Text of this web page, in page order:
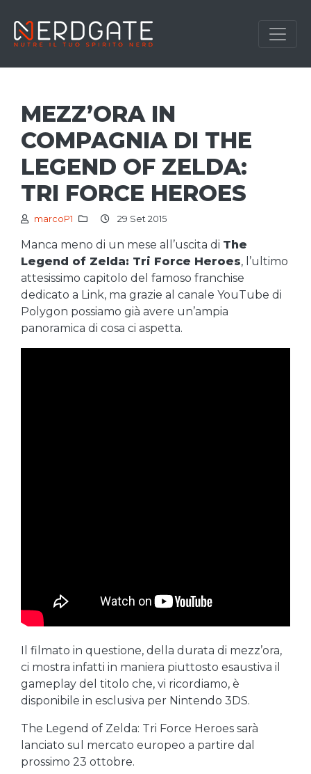
MEZZ’ORA IN
COMPAGNIA DI THE
LEGEND OF ZELDA:
TRI FORCE HEROES
marcoP1 29 Set 2015
Manca meno di un mese all’uscita di The
Legend of Zelda: Tri Force Heroes, l’ultimo
attesissimo capitolo del famoso franchise
dedicato a Link, ma grazie al canale YouTube di
Polygon possiamo già avere un’ampia
panoramica di cosa ci aspetta.
Il filmato in questione, della durata di mezz’ora,
ci mostra infatti in maniera piuttosto esaustiva il
gameplay del titolo che, vi ricordiamo, è
disponibile in esclusiva per Nintendo 3DS.
The Legend of Zelda: Tri Force Heroes sarà
lanciato sul mercato europeo a partire dal
prossimo 23 ottobre.